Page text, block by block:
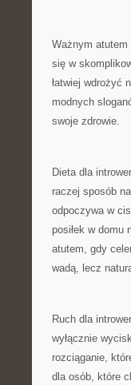
Ważnym
się w
łatwiej wdrożyć
modnych
swoje zdrowie.
Dieta dla
raczej sposób
odpoczywa w
posiłek w domu
atutem, gdy
wadą, lecz
Ruch dla
wyłącznie
rozciąganie,
dla osób, które